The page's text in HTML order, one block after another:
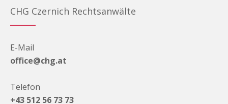
CHG Czernich Rechtsanwälte
E-Mail
office@chg.at
Telefon
+43 512 56 73 73